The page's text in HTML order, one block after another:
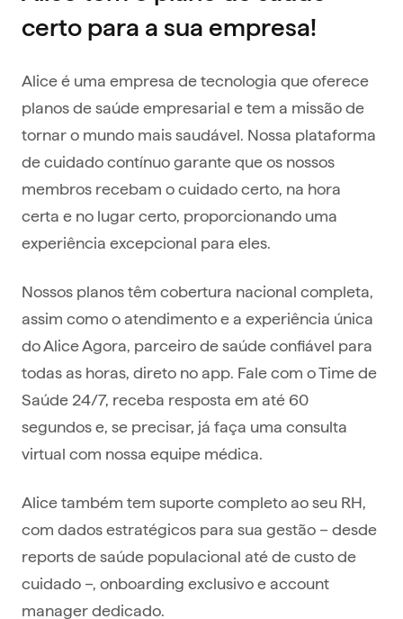
certo para a sua empresa!
Alice é uma empresa de tecnologia que oferece
planos de saúde empresarial e tem a missão de
tornar o mundo mais saudável. Nossa plataforma
de cuidado contínuo garante que os nossos
membros recebam o cuidado certo, na hora
certa e no lugar certo, proporcionando uma
experiência excepcional para eles.
Nossos planos têm cobertura nacional completa,
assim como o atendimento e a experiência única
do Alice Agora, parceiro de saúde confiável para
todas as horas, direto no app. Fale com o Time de
Saúde 24/7, receba resposta em até 60
segundos e, se precisar, já faça uma consulta
virtual com nossa equipe médica.
Alice também tem suporte completo ao seu RH,
com dados estratégicos para sua gestão – desde
reports de saúde populacional até de custo de
cuidado –, onboarding exclusivo e account
manager dedicado.